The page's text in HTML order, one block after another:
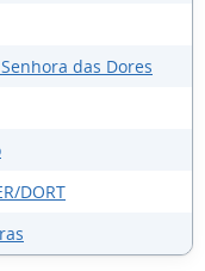
das Dores
DORT